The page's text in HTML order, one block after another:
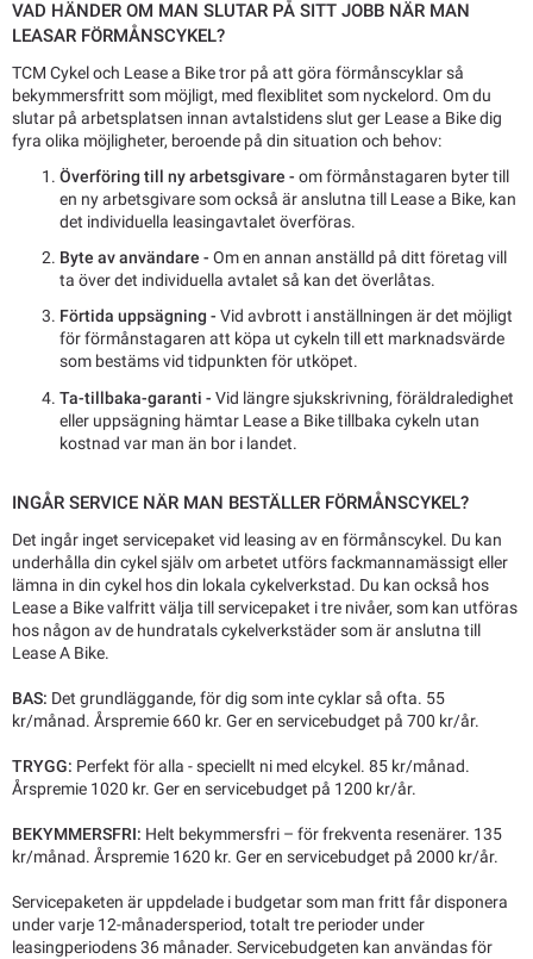
VAD HÄNDER OM MAN SLUTAR PÅ SITT JOBB NÄR MAN
LEASAR FÖRMÅNSCYKEL?
TCM Cykel och Lease a Bike tror på att göra förmånscyklar så
bekymmersfritt som möjligt, med flexiblitet som nyckelord. Om du
slutar på arbetsplatsen innan avtalstidens slut ger Lease a Bike dig
fyra olika möjligheter, beroende på din situation och behov:
Överföring till ny arbetsgivare - om förmånstagaren byter till
en ny arbetsgivare som också är anslutna till Lease a Bike, kan
det individuella leasingavtalet överföras.
Byte av användare - Om en annan anställd på ditt företag vill
ta över det individuella avtalet så kan det överlåtas.
Förtida uppsägning - Vid avbrott i anställningen är det möjligt
för förmånstagaren att köpa ut cykeln till ett marknadsvärde
som bestäms vid tidpunkten för utköpet.
Ta-tillbaka-garanti - Vid längre sjukskrivning, föräldraledighet
eller uppsägning hämtar Lease a Bike tillbaka cykeln utan
kostnad var man än bor i landet.
INGÅR SERVICE NÄR MAN BESTÄLLER FÖRMÅNSCYKEL?
Det ingår inget servicepaket vid leasing av en förmånscykel. Du kan
underhålla din cykel själv om arbetet utförs fackmannamässigt eller
lämna in din cykel hos din lokala cykelverkstad. Du kan också hos
Lease a Bike valfritt välja till servicepaket i tre nivåer, som kan utföras
hos någon av de hundratals cykelverkstäder som är anslutna till
Lease A Bike.
BAS: Det grundläggande, för dig som inte cyklar så ofta. 55
kr/månad. Årspremie 660 kr. Ger en servicebudget på 700 kr/år.
TRYGG: Perfekt för alla - speciellt ni med elcykel. 85 kr/månad.
Årspremie 1020 kr. Ger en servicebudget på 1200 kr/år.
BEKYMMERSFRI: Helt bekymmersfri – för frekventa resenärer. 135
kr/månad. Årspremie 1620 kr. Ger en servicebudget på 2000 kr/år.
Servicepaketen är uppdelade i budgetar som man fritt får disponera
under varje 12-månadersperiod, totalt tre perioder under
leasingperiodens 36 månader. Servicebudgeten kan användas för